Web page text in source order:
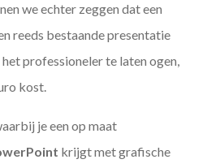
we echter zeggen dat een
reeds bestaande presentatie
professioneler te laten ogen,
kost.
je een op maat
krijgt met grafische